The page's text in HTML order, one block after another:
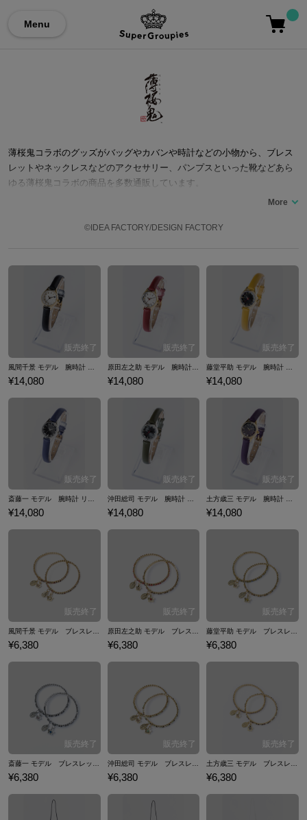
Menu
薄桜鬼コラボのグッズがバッグやカバンや時計などの小物から、ブレス
レットやネックレスなどのアクセサリー、パンプスといった靴などあら
ゆる薄桜鬼コラボの商品を多数通販しています。
©IDEA FACTORY/DESIGN FACTORY
¥14,080
原田左之助 モデル 腕時計 リストウォッチ 薄桜鬼 真改
¥14,080 ¥14,080
斎藤一 モデル 腕時計 リストウォッチ 薄桜鬼 真改
¥14,080
沖田総司 モデル 腕時計 リストウォッチ 薄桜鬼 真改
¥14,080
土方歳三 モデル 腕時計 リストウォッチ 薄桜鬼 真改
¥14,080
¥6,380 ¥6,380 ¥6,380
¥6,380 ¥6,380 ¥6,380